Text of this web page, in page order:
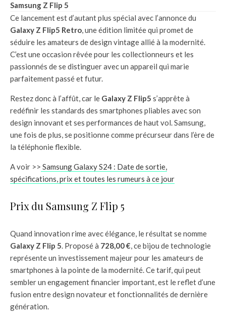
Samsung Z Flip 5
Ce lancement est d’autant plus spécial avec l’annonce du
Galaxy Z Flip5 Retro, une édition limitée qui promet de
séduire les amateurs de design vintage allié à la modernité.
C’est une occasion rêvée pour les collectionneurs et les
passionnés de se distinguer avec un appareil qui marie
parfaitement passé et futur.
Restez donc à l’affût, car le Galaxy Z Flip5 s’apprête à
redéfinir les standards des smartphones pliables avec son
design innovant et ses performances de haut vol. Samsung,
une fois de plus, se positionne comme précurseur dans l’ère de
la téléphonie flexible.
A voir >> Samsung Galaxy S24 : Date de sortie,
spécifications, prix et toutes les rumeurs à ce jour
Prix du Samsung Z Flip 5
Quand innovation rime avec élégance, le résultat se nomme
Galaxy Z Flip 5. Proposé à 728,00 €, ce bijou de technologie
représente un investissement majeur pour les amateurs de
smartphones à la pointe de la modernité. Ce tarif, qui peut
sembler un engagement financier important, est le reflet d’une
fusion entre design novateur et fonctionnalités de dernière
génération.